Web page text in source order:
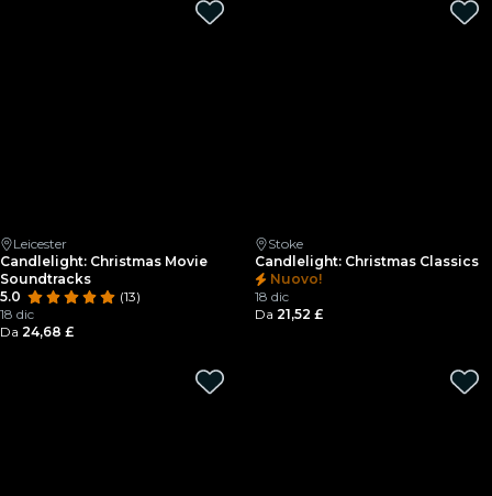
Leicester
Candlelight: Christmas Movie
Soundtracks
5.0
(13)
18 dic
Da 24,68 £
Stoke
Candlelight: Christmas Classics
Nuovo!
18 dic
Da 21,52 £